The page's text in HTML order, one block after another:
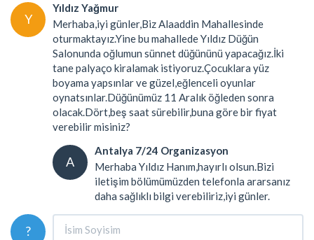
Y
Yıldız Yağmur
Merhaba,iyi günler,Biz Alaaddin Mahallesinde
oturmaktayız.Yine bu mahallede Yıldız Düğün
Salonunda oğlumun sünnet düğününü yapacağız.İki
tane palyaço kiralamak istiyoruz.Çocuklara yüz
boyama yapsınlar ve güzel,eğlenceli oyunlar
oynatsınlar.Düğünümüz 11 Aralık öğleden sonra
olacak.Dört,beş saat sürebilir,buna göre bir fiyat
verebilir misiniz?
A
Antalya 7/24 Organizasyon
Merhaba Yıldız Hanım,hayırlı olsun.Bizi
iletişim bölümümüzden telefonla ararsanız
daha sağlıklı bilgi verebiliriz,iyi günler.
?